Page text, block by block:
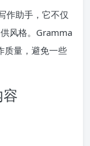
作助手，它不仅
风格。Gramma
质量，避免一些